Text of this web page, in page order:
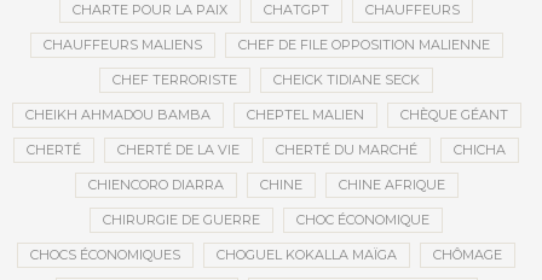
CHARTE POUR LA PAIX CHATGPT CHAUFFEURS
CHAUFFEURS MALIENS CHEF DE FILE OPPOSITION MALIENNE
CHEF TERRORISTE CHEICK TIDIANE SECK
CHEIKH AHMADOU BAMBA CHEPTEL MALIEN CHÈQUE GÉANT
CHERTÉ CHERTÉ DE LA VIE CHERTÉ DU MARCHÉ CHICHA
CHIENCORO DIARRA CHINE CHINE AFRIQUE
CHIRURGIE DE GUERRE CHOC ÉCONOMIQUE
CHOCS ÉCONOMIQUES CHOGUEL KOKALLA MAÏGA CHÔMAGE